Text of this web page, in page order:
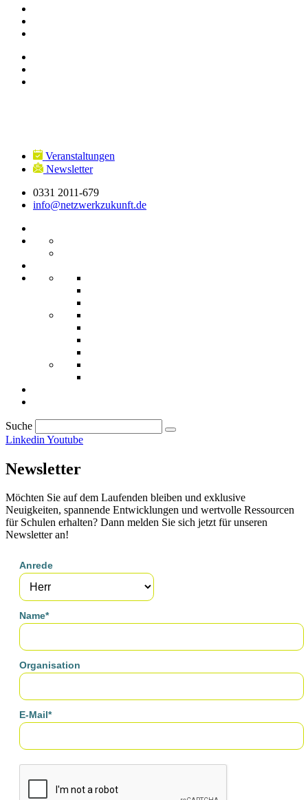
Veranstaltungen
Newsletter
0331 2011-679
info@netzwerkzukunft.de
Suche
Linkedin Youtube
Newsletter
Möchten Sie auf dem Laufenden bleiben und exklusive
Neuigkeiten, spannende Entwicklungen und wertvolle Ressourcen
für Schulen erhalten? Dann melden Sie sich jetzt für unseren
Newsletter an!
Anrede
Name*
Organisation
E-Mail*